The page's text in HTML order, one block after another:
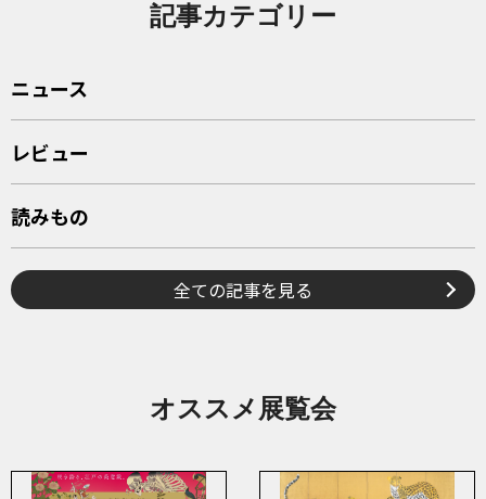
記事カテゴリー
ニュース
レビュー
読みもの
全ての記事を見る
オススメ展覧会